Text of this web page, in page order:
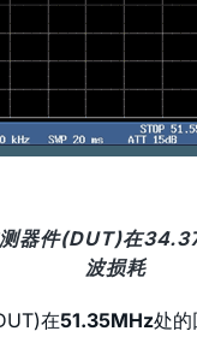
器件(DUT)在
波损耗
在51.35MHz处的